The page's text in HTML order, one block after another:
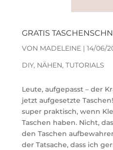
GRATIS
VON MADELEINE| 14/06/
DIY, NÄHEN, TUTORIALS
Leute, aufgepasst – der
jetzt aufgesetzte
super praktisch, wenn
Taschen haben. Nicht,
den Taschen
der Tatsache, dass ich